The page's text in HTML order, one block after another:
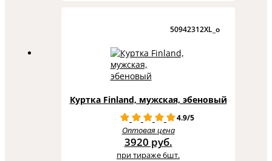
50942312XL_o
Куртка Finland, мужская, эбеновый
4.9/5
Оптовая цена
3920 руб.
при тираже 6шт.